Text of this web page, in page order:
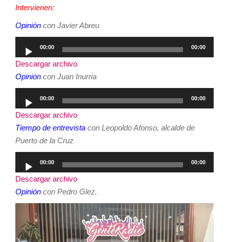
Intervienen:
Opinión con Javier Abreu
de
audio
00:00 00:00
Descargar archivo
Opinión con Juan Inurria
de
audio
00:00 00:00
Descargar archivo
Tiempo de entrevista con Leopoldo Afonso, alcalde de
Puerto de la Cruz
de
audio
00:00 00:00
Descargar archivo
Opinión con Pedro Glez.